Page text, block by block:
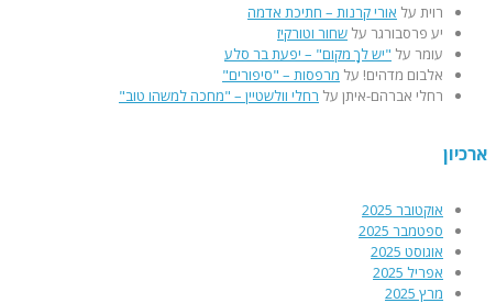
רוית על אורי קרנות – חתיכת אדמה
יע פרסבורגר על שחור וטורקיז
עומר על "יש לךָ מקום" – יפעת בר סלע
אלבום מדהים! על מרפסות – "סיפורים"
רחלי אברהם-איתן על רחלי וולשטיין – "מחכה למשהו טוב"
ארכיון
אוקטובר 2025
ספטמבר 2025
אוגוסט 2025
אפריל 2025
מרץ 2025